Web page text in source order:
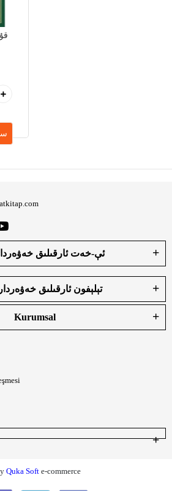
ئې-خەت ئارقىلىق
تېلېفون ئارقىلىق
Kurumsal
Quka Soft e-commerce